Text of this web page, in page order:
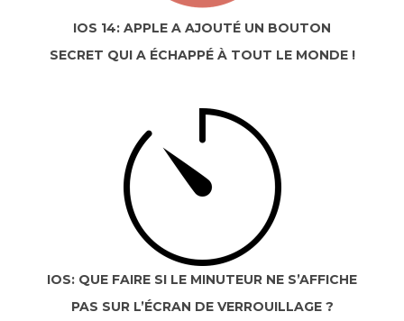
IOS 14: APPLE A AJOUTÉ UN BOUTON
SECRET QUI A ÉCHAPPÉ À TOUT LE MONDE !
IOS: QUE FAIRE SI LE MINUTEUR NE S’AFFICHE
PAS SUR L’ÉCRAN DE VERROUILLAGE ?